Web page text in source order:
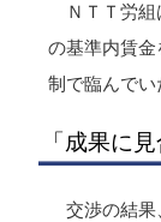
ＮＴＴ労
の基準内賃
制で臨んでい
「成果に
交渉の結